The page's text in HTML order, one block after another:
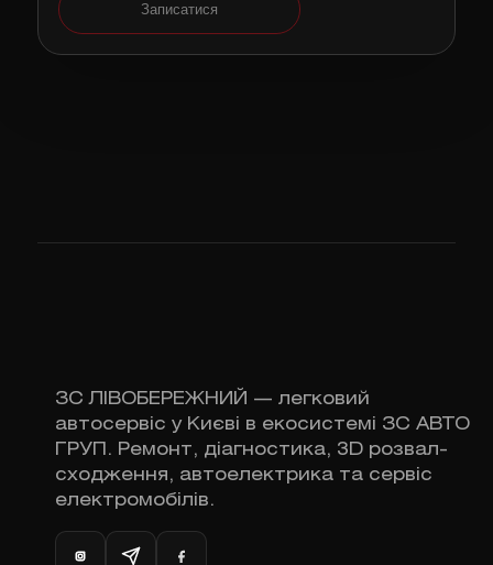
Записатися
ЗС ЛІВОБЕРЕЖНИЙ — легковий
автосервіс у Києві в екосистемі ЗС АВТО
ГРУП. Ремонт, діагностика, 3D розвал-
сходження, автоелектрика та сервіс
електромобілів.